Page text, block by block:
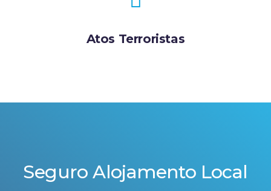
Atos Terroristas
Seguro Alojamento Local